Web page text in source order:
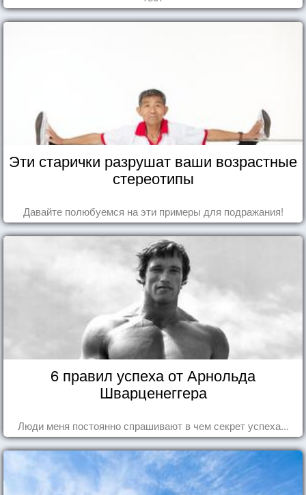
Эти старички разрушат ваши возрастные
стереотипы
Давайте полюбуемся на эти примеры для подражания!
6 правил успеха от Арнольда
Шварценеггера
Люди меня постоянно спрашивают в чем секрет успеха...